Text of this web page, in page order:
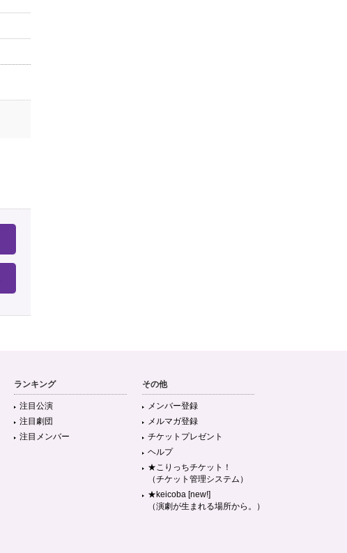
ランキング
注目公演
注目劇団
注目メンバー
その他
メンバー登録
メルマガ登録
チケットプレゼント
ヘルプ
★こりっちチケット！
（チケット管理システム）
★keicoba [new!]
（演劇が生まれる場所から。）